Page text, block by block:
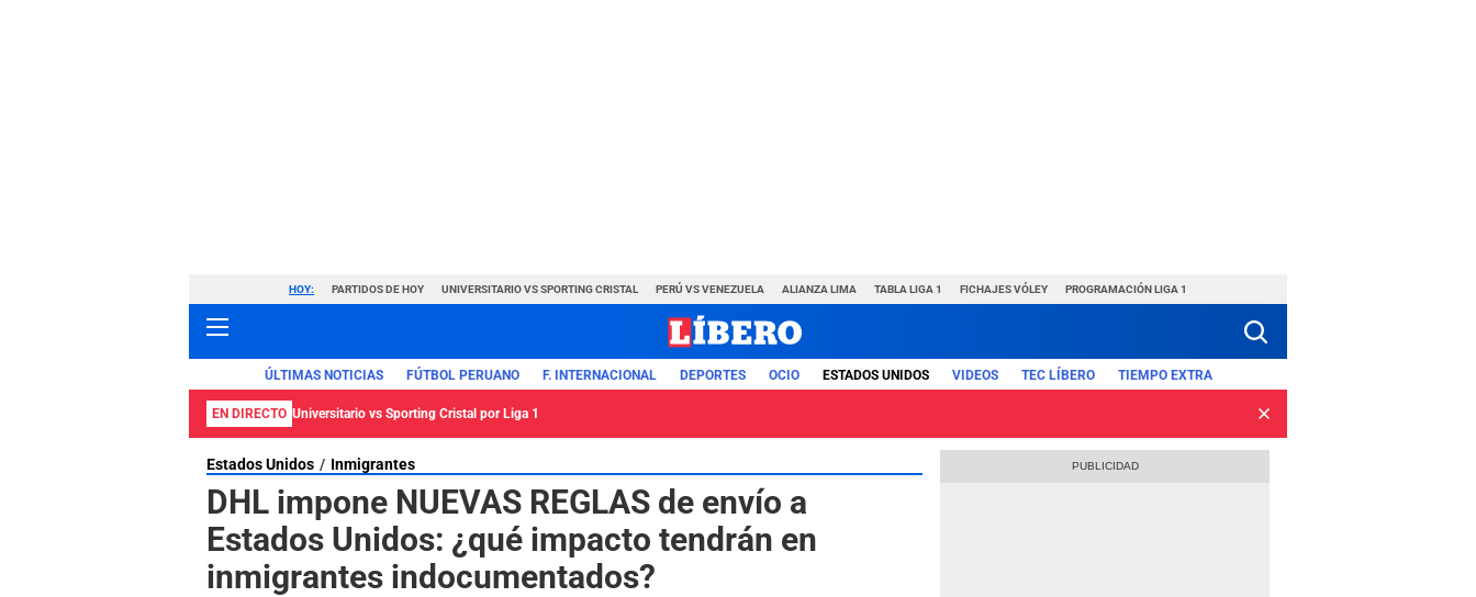
HOY: PARTIDOS DE HOY UNIVERSITARIO VS SPORTING CRISTAL PERÚ VS VENEZUELA ALIANZA LIMA TABLA LIGA 1 FICHAJES VÓLEY PROGRAMACIÓN LIGA 1
ÚLTIMAS NOTICIAS FÚTBOL PERUANO F. INTERNACIONAL DEPORTES OCIO ESTADOS UNIDOS VIDEOS TEC LÍBERO TIEMPO EXTRA
EN DIRECTO Universitario vs Sporting Cristal por Liga 1
Estados Unidos Inmigrantes
DHL impone NUEVAS REGLAS de envío a
Estados Unidos: ¿qué impacto tendrán en
inmigrantes indocumentados?